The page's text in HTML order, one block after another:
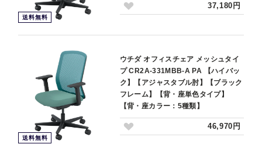
送料無料
37,180円
送料無料
ウチダ オフィスチェア メッシュタイ
プ CR2A-331MBB-A PA 【ハイバッ
ク】【アジャスタブル肘】【ブラック
フレーム】【背・座単色タイプ】
【背・座カラー：5種類】
46,970円